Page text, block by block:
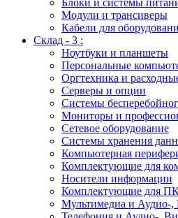
Блоки и системы
Модули и трансиверы
Кабели для
Склад - 3 :
Ноутбуки и планшеты
Персональные
Оргтехника и
Серверы и опции
Системы
Мониторы и
Сетевое оборудование
Системы хранения
Компьютерная
Комплектующие для
Носители информации
Комплектующие для
Мультимедиа и Аудио-,